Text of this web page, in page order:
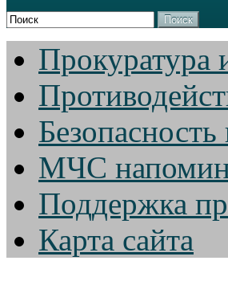
Поиск
Прокуратура
МЧС
Поддержка
Карта сайта